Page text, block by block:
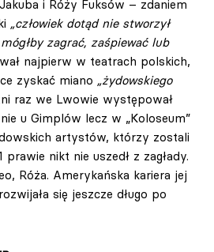
i Róży Fuksów – zdaniem
„człowiek dotąd nie stworzył
zagrać, zaśpiewać lub
najpierw w teatrach polskich,
zyskać miano „żydowskiego
raz we Lwowie występował
u Gimplów lecz w „Koloseum”
artystów, którzy zostali
nikt nie uszedł z zagłady.
Róża. Amerykańska kariera jej
się jeszcze długo po